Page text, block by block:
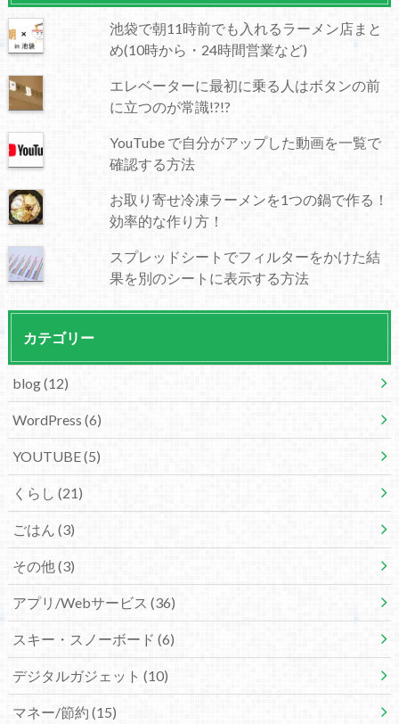
池袋で朝11時前でも入れるラーメン店まと
め(10時から・24時間営業など)
エレベーターに最初に乗る人はボタンの前
に立つのが常識!?!?
YouTube で自分がアップした動画を一覧で
確認する方法
お取り寄せ冷凍ラーメンを1つの鍋で作る！
効率的な作り方！
スプレッドシートでフィルターをかけた結
果を別のシートに表示する方法
カテゴリー
blog(12)
WordPress (6)
YOUTUBE(5)
くらし (21)
ごはん (3)
その他(3)
アプリ/Webサービス (36)
スキー・スノーボード (6)
デジタルガジェット (10)
マネー/節約 (15)